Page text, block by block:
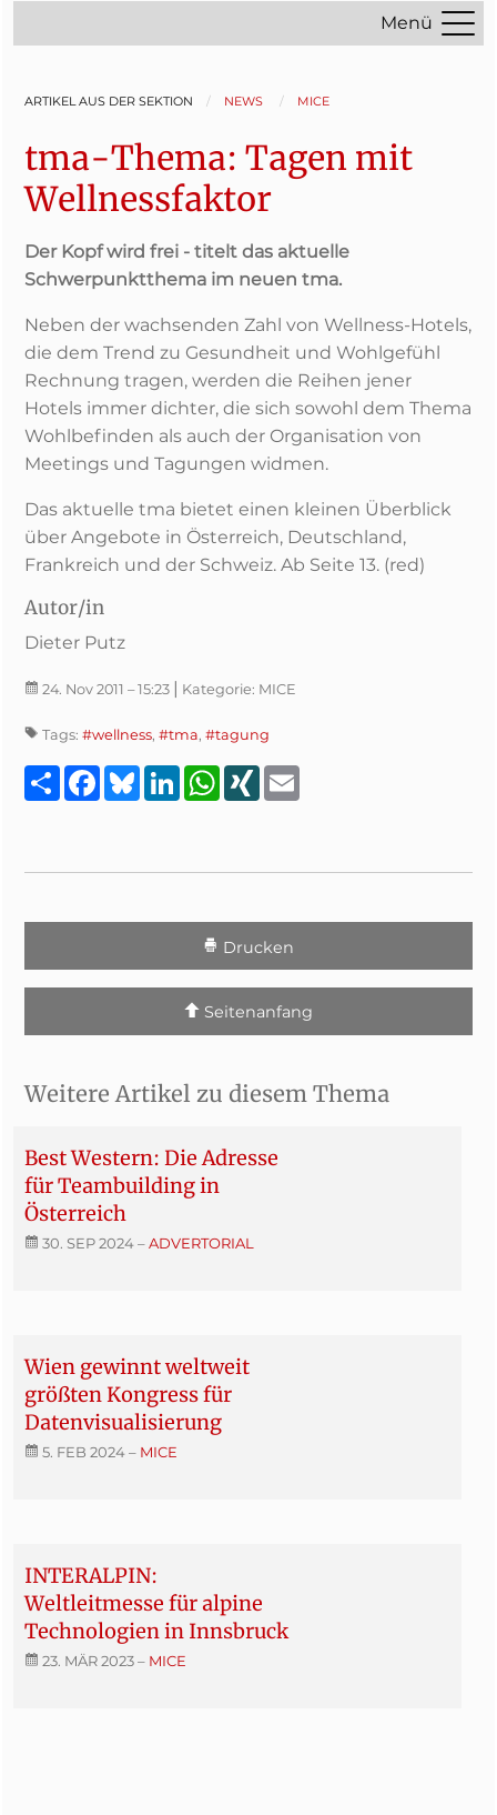
Menü
ARTIKEL AUS DER SEKTION NEWS MICE
tma-Thema: Tagen mit
Wellnessfaktor
Der Kopf wird frei - titelt das aktuelle
Schwerpunktthema im neuen tma.
Neben der wachsenden Zahl von Wellness-Hotels,
die dem Trend zu Gesundheit und Wohlgefühl
Rechnung tragen, werden die Reihen jener
Hotels immer dichter, die sich sowohl dem Thema
Wohlbefinden als auch der Organisation von
Meetings und Tagungen widmen.
Das aktuelle tma bietet einen kleinen Überblick
über Angebote in Österreich, Deutschland,
Frankreich und der Schweiz. Ab Seite 13. (red)
Autor/in
Dieter Putz
24. Nov 2011 – 15:23 | Kategorie: MICE
Tags: #wellness, #tma, #tagung
TeilenFacebook
BlueskyLinkedInWhatsApp
XING
Drucken
Seitenanfang
Weitere Artikel zu diesem Thema
Best Western: Die Adresse
für Teambuilding in
Österreich
30. SEP 2024–ADVERTORIAL
Wien gewinnt weltweit
größten Kongress für
Datenvisualisierung
5. FEB 2024– MICE
INTERALPIN:
Weltleitmesse für alpine
Technologien in Innsbruck
23. MÄR 2023– MICE